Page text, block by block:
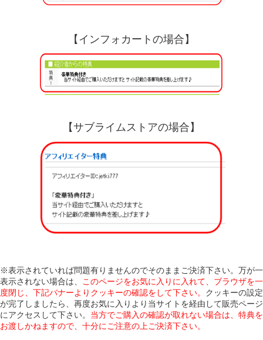
【インフォカートの場合】
【サブライムストアの場合】
※表示されていれば問題有りませんのでそのままご決済下さい。万が一
表示されない場合は、
このページをお気に入りに入れて、ブラウザを一
度閉じ、下記バナーよりクッキーの確認をして下さい。 クッキーの設定
が完了しましたら、再度お気に入りより当サイトを経由して販売ページ
にアクセスして下さい。 当方でご購入の確認が取れない場合は、特典を
お渡しかねますので、十分にご注意の上ご決済下さい。